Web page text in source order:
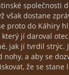
společnosti
však dostane
proto do Káhiry
jí daroval
jak jí tvrdil strýc.
a aby se
že se stane